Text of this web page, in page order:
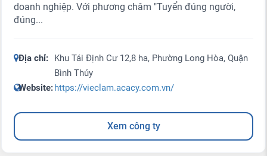
doanh nghiệp. Với phương châm "Tuyển đúng người,
đúng...
Địa chỉ:
Khu Tái Định Cư 12,8 ha, Phường Long Hòa, Quận
Bình Thủy
Website:https://vieclam.acacy.com.vn/
Xem công ty